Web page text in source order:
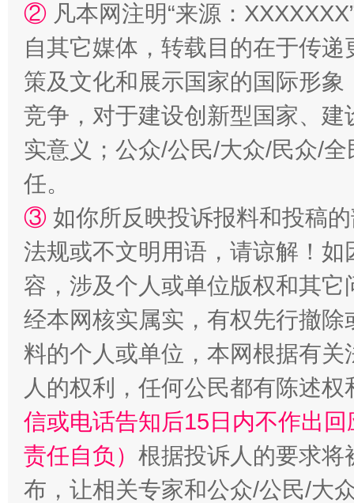
国家大学科技园优化重塑工作
“蜀中异人”王建安的艺术幻境
② 凡本网注明“来源：
自其它媒体，转载目的在于传
策及文化和展示国家的国际形
竞争，对于建设创新型国家、
实意义；公众/公民/大众/民众/
任。
③ 如你所反映投诉报料和投稿
法规或不文明用语，请谅解！
容，涉及个人或单位版权和其它
经本网核实属实，有权先行撤
料的个人或单位，本网根据有
人的权利，任何公民都有陈述
信或电话告知后15日内不作出
责任自负） 根据投诉人的要求将
布，让相关专家和公众/公民/大